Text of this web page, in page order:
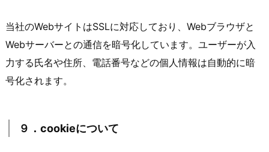
当社のWebサイトはSSLに対応しており、Webブラウザと
Webサーバーとの通信を暗号化しています。ユーザーが入
力する氏名や住所、電話番号などの個人情報は自動的に暗
号化されます。
９．cookieについて